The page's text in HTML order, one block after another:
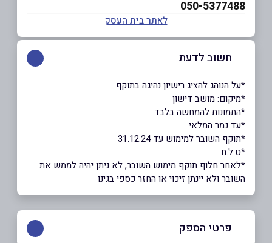
050-5377488
לאתר בית העסק
חשוב לדעת
*על הנוהג להציג רישיון נהיגה בתוקף
*מיקום: מושב דישון
ָ*התמונות להמחשה בלבד
*עד גמר המלאי
*תוקף השובר למימוש עד 31.12.24
*ט.ל.ח
*לאחר חלוף תוקף מימוש השובר, לא ניתן יהיה לממש את
השובר ולא יינתן זיכוי או החזר כספי בגינו
פרטי הספק